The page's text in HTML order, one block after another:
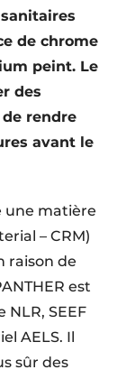
de chrome
peint. Le
des
rendre
avant le
une matière
– CRM)
raison de
est
SEEF
AELS. Il
sûr des